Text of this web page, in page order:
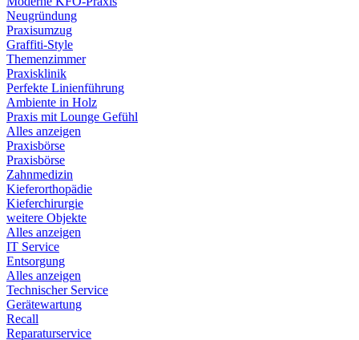
Neugründung
Praxisumzug
Graffiti-Style
Themenzimmer
Praxisklinik
Perfekte Linienführung
Ambiente in Holz
Praxis mit Lounge Gefühl
Alles anzeigen
Praxisbörse
Praxisbörse
Zahnmedizin
Kieferorthopädie
Kieferchirurgie
weitere Objekte
Alles anzeigen
IT Service
Entsorgung
Alles anzeigen
Technischer Service
Gerätewartung
Recall
Reparaturservice